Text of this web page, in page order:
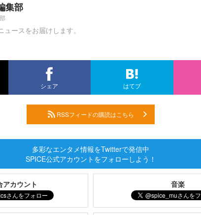
集部
ュースをお届けします。
シェア はてブ
RSSフィードの購読はこちら
多彩なエンタメ情報をTwitterで発信中
SPICE公式アカウントをフォローしよう！
アカウント 音楽